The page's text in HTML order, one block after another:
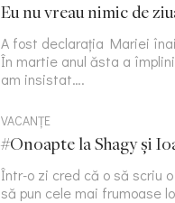
Eu nu vreau nimic de
A fost declarația Mariei
În martie anul ăsta a
am insistat….
VACANȚE
#Onoapte la Shagy și
Într-o zi cred că o să scriu
să pun cele mai frumoase